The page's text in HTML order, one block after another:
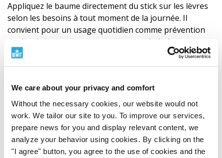
We care about your privacy and comfort
Without the necessary cookies, our website would not
work. We tailor our site to you. To improve our services,
prepare news for you and display relevant content, we
analyze your behavior using cookies. By clicking on the
"I agree" button, you agree to the use of cookies and the
Appliquez le baume directement du stick sur les lèvres
selon les besoins à tout moment de la journée. Il
convient pour un usage quotidien comme prévention
du dessèchement et comme masque régénérant
nocturne.
Peut vous être utile
Procurez-vous directement le mélange essentiel „Gold
Lips“ :[ https://bewit.love/…ncialni-olej]. Vous l'utiliserez
seul sur les lèvres, comme parfum ou pour la
fabrication de cosmétiques naturels faits maison.